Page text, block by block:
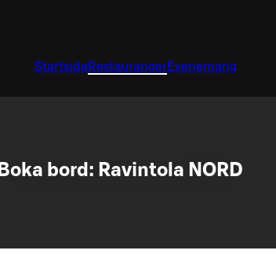
Startsida RestaurangerEvenemang
Boka bord: Ravintola NORD